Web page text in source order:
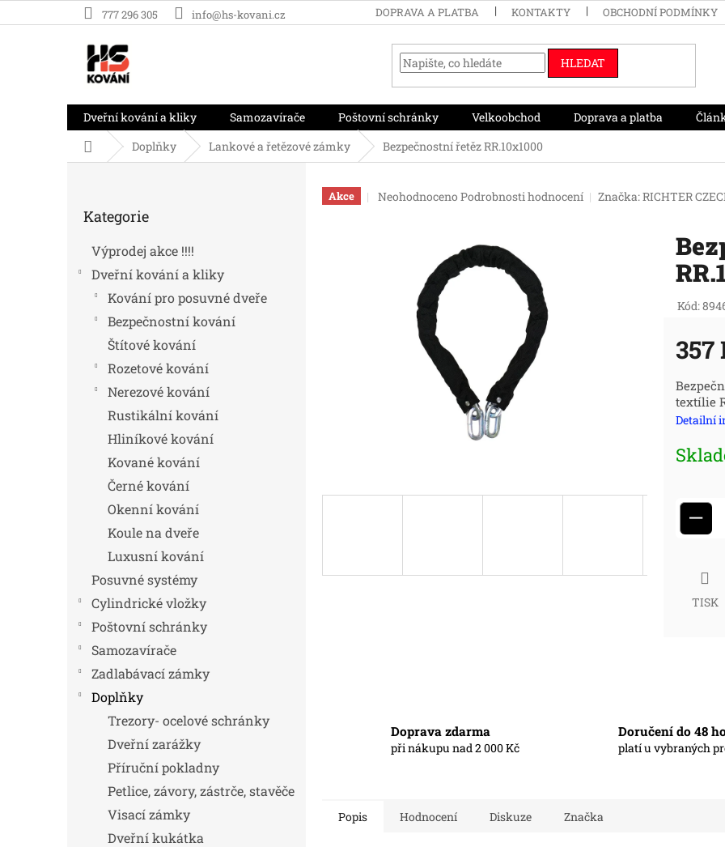
na
777 296 305 info@hs-kovani.cz DOPRAVA A PLATBA KONTAKTY OBCHODNÍ PODMÍNKY
HLEDAT
Dveřní kování a kliky Samozavírače Poštovní schránky Velkoobchod Doprava a platba
Domů Doplňky Lankové a řetězové zámky Bezpečnostní řetěz RR.10x1000
kategorie
Kategorie
Výprodej akce !!!!
Dveřní kování a kliky
Kování pro posuvné dveře
Bezpečnostní kování
Štítové kování
Rozetové kování
Nerezové kování
Rustikální kování
Hliníkové kování
Kované kování
Černé kování
Okenní kování
Koule na dveře
Luxusní kování
Posuvné systémy
Cylindrické vložky
Poštovní schránky
Samozavírače
Zadlabávací zámky
Doplňky
Trezory- ocelové schránky
Dveřní zarážky
Příruční pokladny
Petlice, závory, zástrče, stavěče
Visací zámky
Dveřní kukátka
Akce
Průměrné
hvězdiček.
Neohodnoceno Podrobnosti hodnocení Značka:RICHTER
Kód:
357
textílie
Detailní
−
TISK
Doprava zdarma
při nákupu nad 2 000 Kč
Doručení do 48
platí u vybraných
Popis Hodnocení Diskuze Značka